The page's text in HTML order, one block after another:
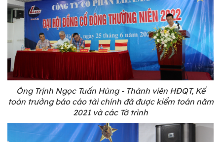
Ông Trịnh Ngọc Tuấn Hùng - Thành viên HĐQT, Kế
toán trưởng báo cáo tài chính đã được kiểm toán năm
2021 và các Tờ trình